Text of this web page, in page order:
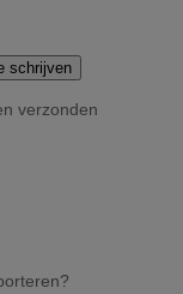
schrijven
verzonden